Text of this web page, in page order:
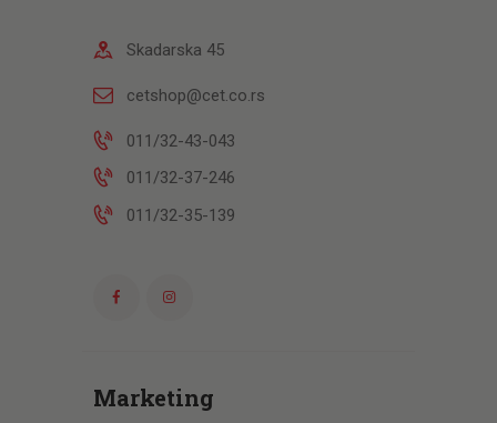
Skadarska 45
cetshop@cet.co.rs
011/32-43-043
011/32-37-246
011/32-35-139
Marketing